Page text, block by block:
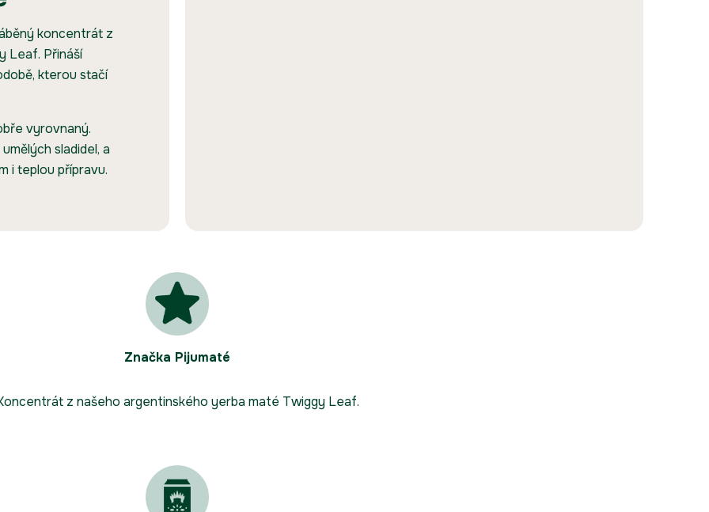
koncentrát z
Leaf. Přináší
kterou stačí
vyrovnaný.
sladidel, a
i teplou přípravu.
Značka Pijumaté
z našeho argentinského yerba maté Twiggy Leaf.